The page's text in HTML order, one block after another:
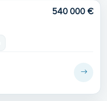
540 000 €